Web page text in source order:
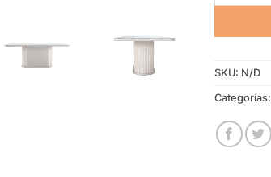
SKU: N/D
Categorías: